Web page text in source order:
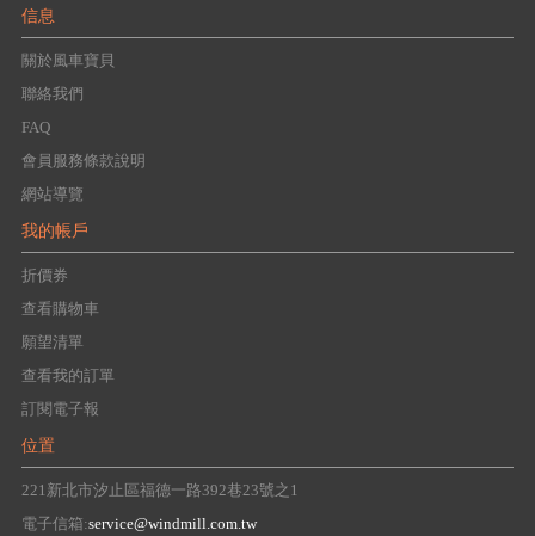
信息
關於風車寶貝
聯絡我們
FAQ
會員服務條款說明
網站導覽
我的帳戶
折價券
查看購物車
願望清單
查看我的訂單
訂閱電子報
位置
221新北市汐止區福德一路392巷23號之1
電子信箱:service@windmill.com.tw